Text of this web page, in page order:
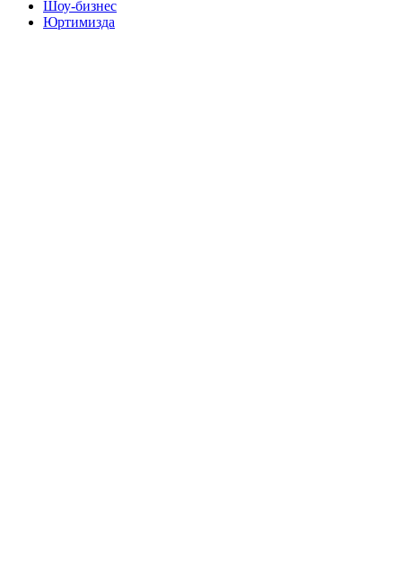
Шоу-бизнес
Юртимизда